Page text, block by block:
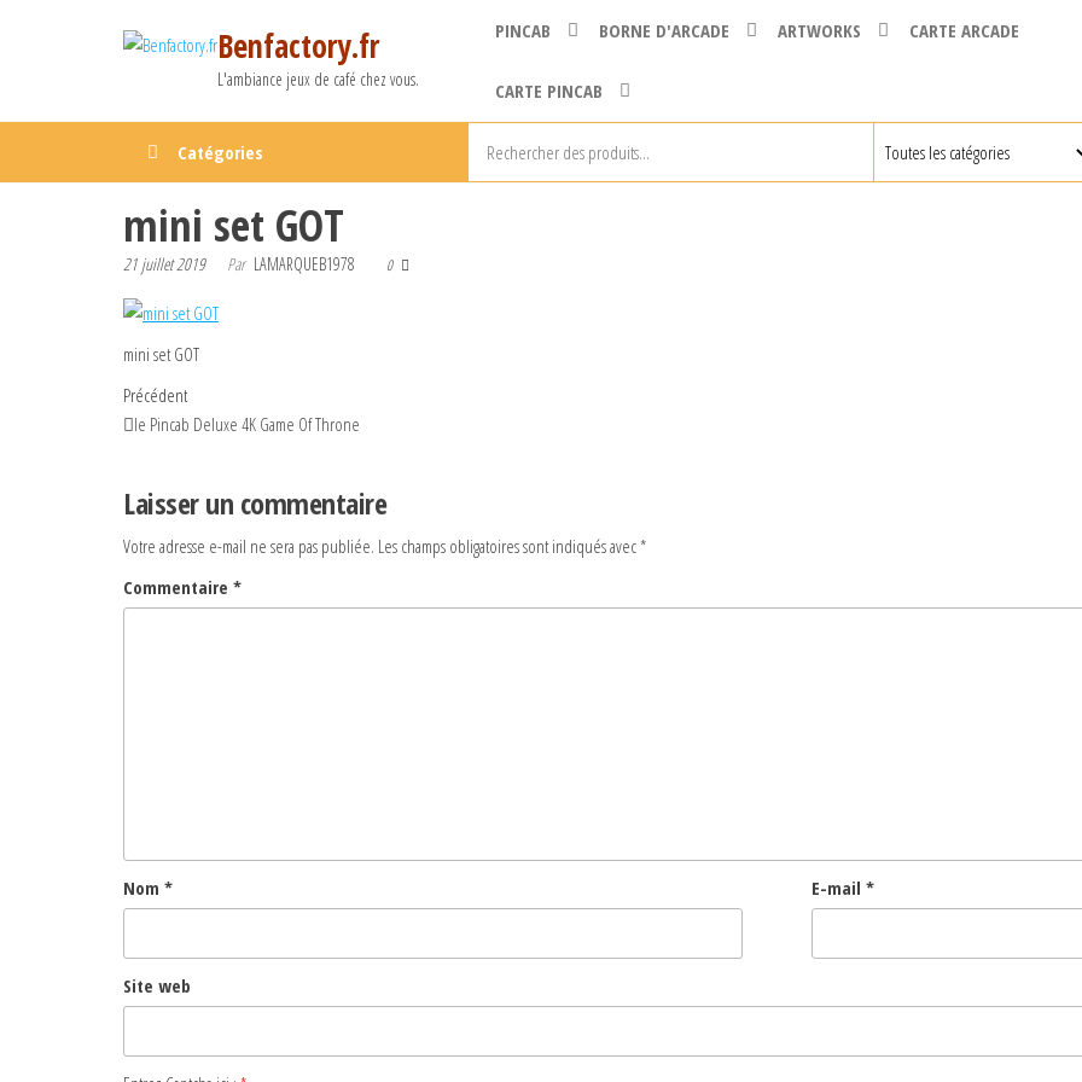
Benfactory.fr
L'ambiance jeux de café chez vous.
PINCAB BORNE D'ARCADE ARTWORKS CARTE ARCADE
CARTE PINCAB
Catégories
mini set GOT
21 juillet 2019 Par LAMARQUEB1978 0
mini set GOT
Navigation
de
Article
précédent
Précédent
le Pincab Deluxe 4K Game Of Throne
Laisser un commentaire
Votre adresse e-mail ne sera pas publiée. Les champs obligatoires sont indiqués avec*
Commentaire *
Nom * E-mail *
Site web